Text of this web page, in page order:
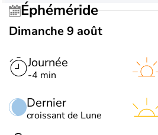
Éphéméride
Dimanche 9 août
Journée
-4 min
Dernier
croissant de Lune